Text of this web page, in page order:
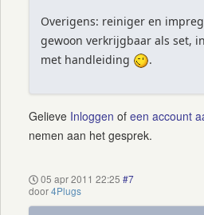
Overigens: reiniger en
gewoon verkrijgbaar als set,
met handleiding
.
Gelieve Inloggen of een account
nemen aan het gesprek.
05 apr 2011 22:25 #7
door4Plugs